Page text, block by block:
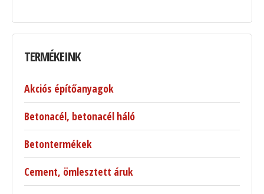
TERMÉKEINK
Akciós építőanyagok
Betonacél, betonacél háló
Betontermékek
Cement, ömlesztett áruk